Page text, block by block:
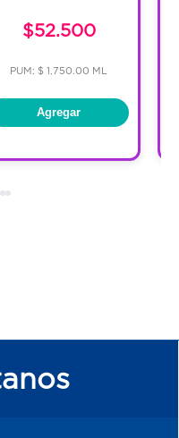
$52.500
PUM: $ 1,750.00 ML
Agregar